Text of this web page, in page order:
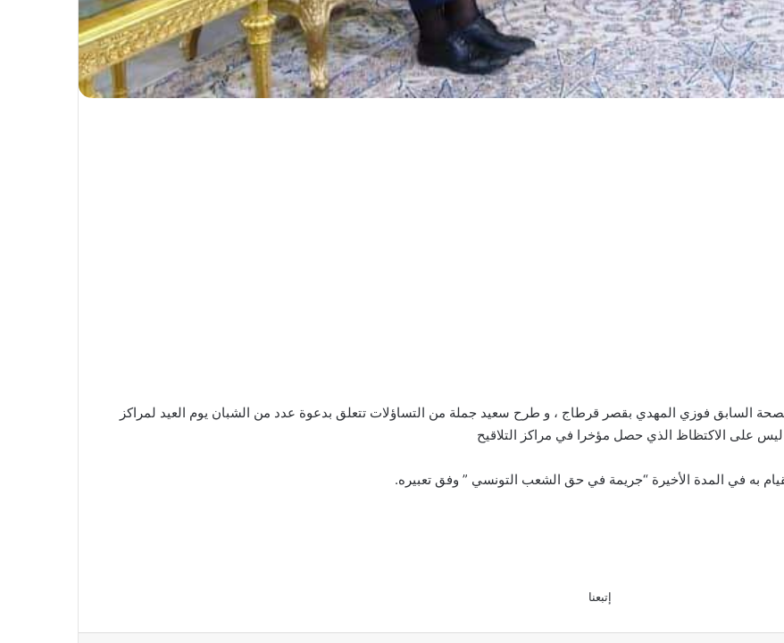
السابق فوزي المهدي بقصر قرطاج ، و طرح سعيد جملة من التساؤلات تتعلق بدعوة عدد من الشبان يوم العيد لمراكز
ليس على الاكتظاظ الذي حصل مؤخرا في مراكز التلاقيح
به في المدة الأخيرة “جريمة في حق الشعب التونسي ” وفق تعبيره.
إتبعنا